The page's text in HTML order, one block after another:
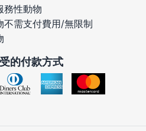
務性動物
不需支付費用/無限制
的付款方式